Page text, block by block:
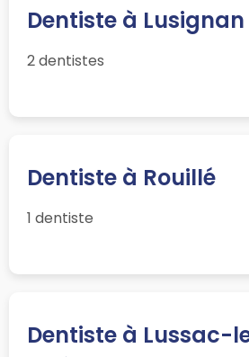
Dentiste à Lusignan
2 dentistes
Dentiste à Rouillé
1 dentiste
Dentiste à Lussac-